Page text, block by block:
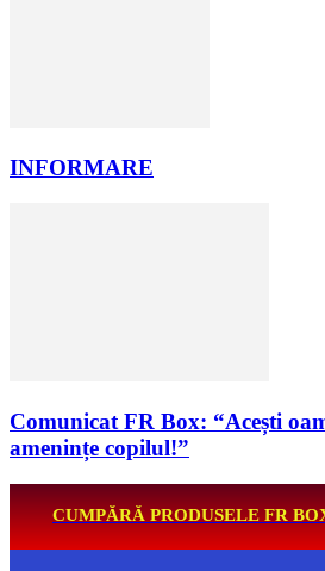
INFORMARE
Comunicat FR Box: “Acești
amenințe copilul!”
CUMPĂRĂ PRODUSELE FR